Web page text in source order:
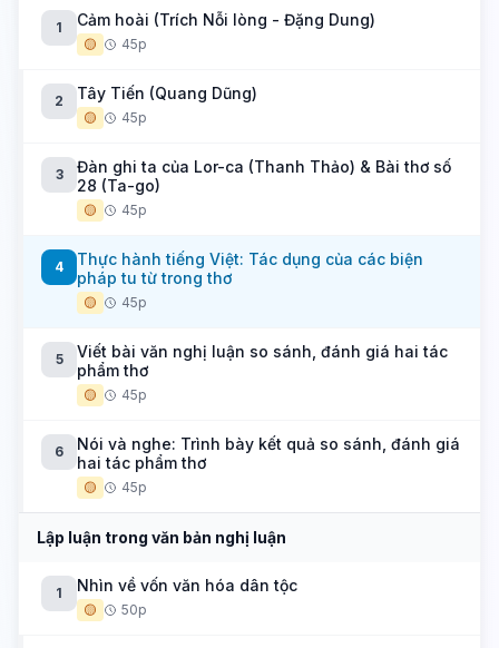
1 Cảm hoài (Trích Nỗi lòng - Đặng Dung)
🟡 45p
2 Tây Tiến (Quang Dũng)
🟡 45p
3
Đàn ghi ta của Lor-ca (Thanh Thảo) & Bài thơ số
28 (Ta-go)
🟡 45p
4
Thực hành tiếng Việt: Tác dụng của các biện
pháp tu từ trong thơ
🟡 45p
5
Viết bài văn nghị luận so sánh, đánh giá hai tác
phẩm thơ
🟡 45p
6
Nói và nghe: Trình bày kết quả so sánh, đánh giá
hai tác phẩm thơ
🟡 45p
Lập luận trong văn bản nghị luận
1 Nhìn về vốn văn hóa dân tộc
🟡 50p